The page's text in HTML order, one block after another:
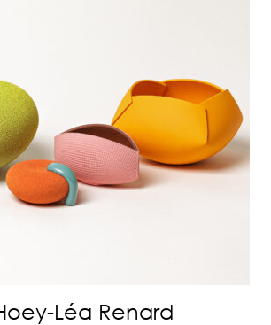
Léa Renard